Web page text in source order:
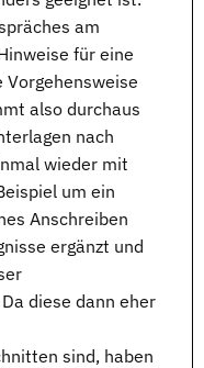
am
für eine
also durchaus
nach
wieder mit
um ein
Anschreiben
ergänzt und
diese dann eher
sind, haben